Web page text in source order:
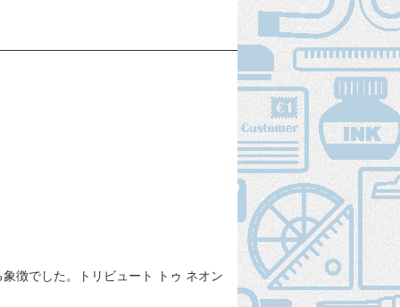
徴でした。トリビュート トゥ ネオン